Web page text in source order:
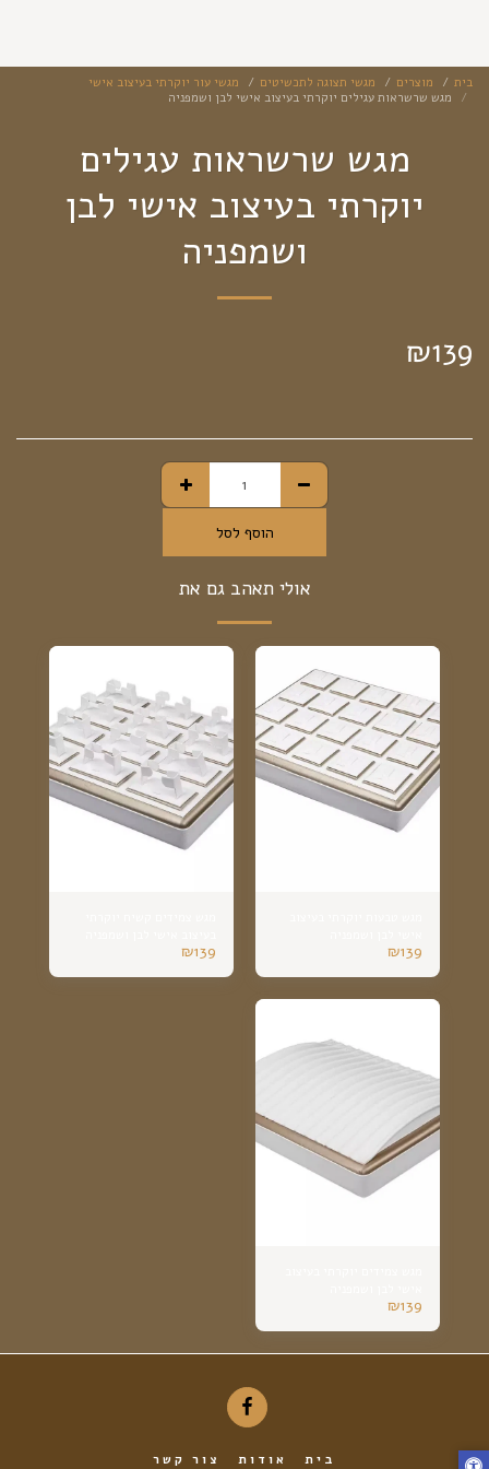
בית מוצרים מגשי תצוגה לתכשיטים
מגשי עור יוקרתי בעיצוב אישי
מגש שרשראות עגילים יוקרתי בעיצוב אישי לבן ושמפניה
מגש שרשראות עגילים
יוקרתי בעיצוב אישי לבן
ושמפניה
₪139
הוסף לסל
אולי תאהב גם את
₪139
₪139
₪139
בית אודות צור קשר